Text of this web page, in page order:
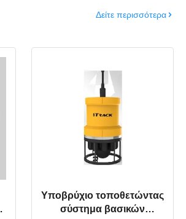
Δείτε περισσότερα
Υποβρύχιο τοποθετώντας
σύστημα βασικών